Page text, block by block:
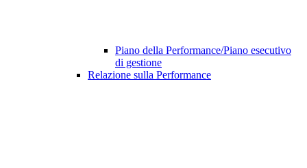
Piano della Performance/Piano esecutivo
di gestione
Relazione sulla Performance